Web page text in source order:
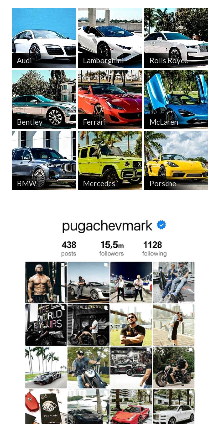
Audi Lamborghini Rolls Royce
Bentley Ferrari McLaren
BMW Mercedes Porsche